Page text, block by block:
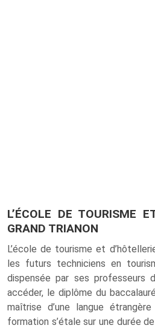
L’ÉCOLE DE TOURISME
GRAND TRIANON
L’école de tourisme et
les futurs techniciens en
dispensée par ses professeurs
accéder, le diplôme du
maîtrise d’une langue
formation s’étale sur une durée